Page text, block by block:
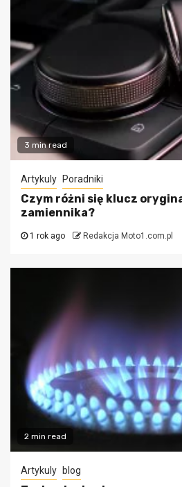
3 min read
Artykuly Poradniki
Czym różni się klucz
zamiennika?
1 rok ago Redakcja Moto1.com.pl
2 min read
Artykuly blog